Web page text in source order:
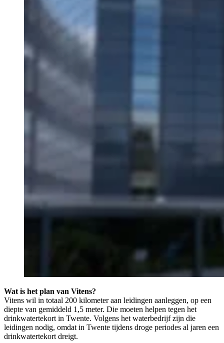
Wat is het plan van Vitens?
Vitens wil in totaal 200 kilometer aan leidingen aanleggen, op een
diepte van gemiddeld 1,5 meter. Die moeten helpen tegen het
drinkwatertekort in Twente. Volgens het waterbedrijf zijn die
leidingen nodig, omdat in Twente tijdens droge periodes al jaren een
drinkwatertekort dreigt.